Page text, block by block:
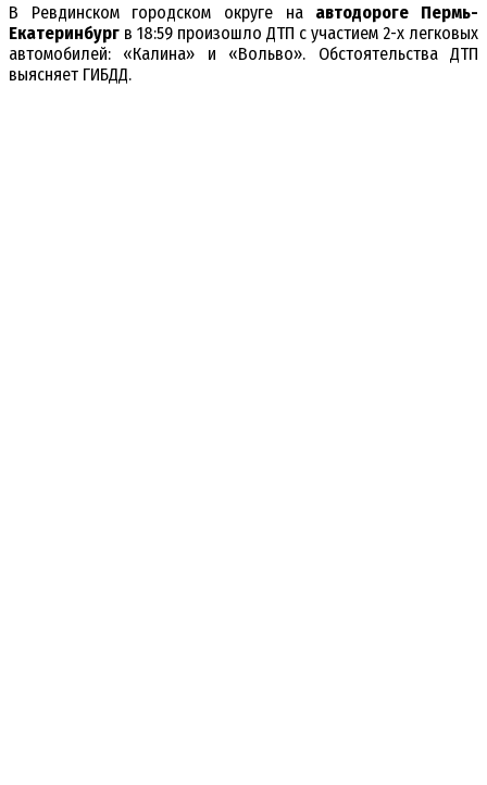
В Ревдинском городском округе на автодороге Пермь-
Екатеринбург в 18:59 произошло ДТП с участием 2-х легковых
автомобилей: «Калина» и «Вольво». Обстоятельства ДТП
выясняет ГИБДД.